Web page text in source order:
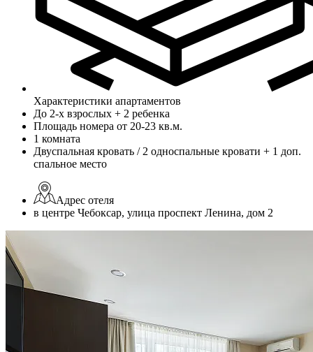
Характеристики апартаментов
До 2-х взрослых + 2 ребенка
Площадь номера от 20-23 кв.м.
1 комната
Двуспальная кровать / 2 односпальные кровати + 1 доп.
спальное место
Адрес отеля
в центре Чебоксар, улица проспект Ленина, дом 2